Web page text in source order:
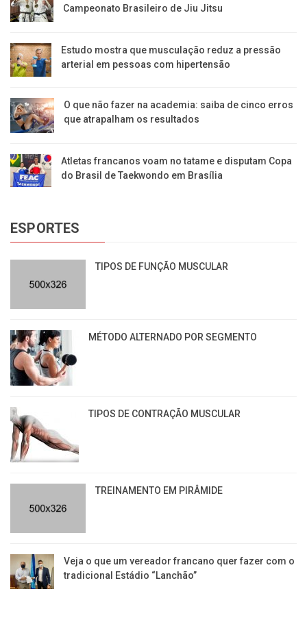
Campeonato Brasileiro de Jiu Jitsu
Estudo mostra que musculação reduz a pressão
arterial em pessoas com hipertensão
O que não fazer na academia: saiba de cinco erros
que atrapalham os resultados
Atletas francanos voam no tatame e disputam Copa
do Brasil de Taekwondo em Brasília
ESPORTES
TIPOS DE FUNÇÃO MUSCULAR
MÉTODO ALTERNADO POR SEGMENTO
TIPOS DE CONTRAÇÃO MUSCULAR
TREINAMENTO EM PIRÂMIDE
Veja o que um vereador francano quer fazer com o
tradicional Estádio “Lanchão”